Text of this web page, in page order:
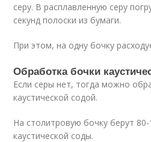
серу. В расплавленную серу
секунд полоски из бумаги.
При этом, на одну бочку
Обработка бочки
Если серы нет, тогда можно
каустической содой.
На столитровую бочку берут 80-
каустической соды.